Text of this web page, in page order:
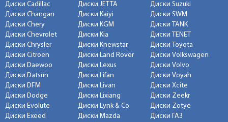
Диски Cadillac
Диски Changan
Диски Chery
Диски Chevrolet
Диски Chrysler
Диски Citroen
Диски Daewoo
Диски Datsun
Диски DFM
Диски Dodge
Диски Evolute
Диски Exeed
Диски JETTA
Диски Kaiyi
Диски KGM
Диски Kia
Диски Knewstar
Диски Land Rover
Диски Lexus
Диски Lifan
Диски Livan
Диски Lixiang
Диски Lynk & Co
Диски Mazda
Диски Suzuki
Диски SWM
Диски TANK
Диски TENET
Диски Toyota
Диски Volkswagen
Диски Volvo
Диски Voyah
Диски Xcite
Диски Zeekr
Диски Zotye
Диски ГАЗ